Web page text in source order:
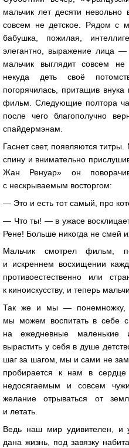
мальчик лет десяти
совсем не детское. Рядом с
бабушка, пожилая,
элегантно, выражение лица —
мальчик выглядит совсем
некуда деть своё
погорячилась, притащив
фильм. Следующие полтора
после чего благополучно
спайдермэнам.
Гаснет свет, появляются
спину и внимательно
Жан Ренуар» он
с нескрываемым восторгом:
— Это и есть тот самый, про
— Что ты! — в ужасе
Рене! Больше никогда не смей
Мальчик смотрел фильм,
и искреннем восхищении
противоестественно или
к киноискусству, и теперь
Так же и мы — понемножку,
мы можем воспитать в себе
на ежедневные маленькие
вырастить у себя в душе
шаг за шагом, мы и сами не
пробирается к нам в
недосягаемым и совсем
желание отрываться от
и летать.
Ведь наш мир удивителен, и
дана жизнь, под завязку